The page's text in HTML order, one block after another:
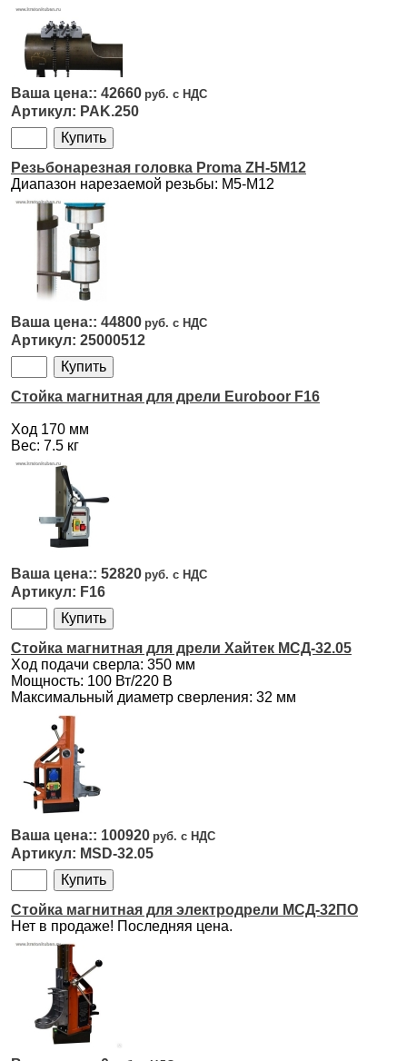
42660
PAK.250
Резьбонарезная головка Proma ZH-5M12
Диапазон нарезаемой резьбы: M5-M12
44800
25000512
Стойка магнитная для дрели Euroboor F16
Ход 170 мм
Вес: 7.5 кг
52820
F16
Стойка магнитная для дрели Хайтек МСД-32.05
Ход подачи сверла: 350 мм
Мощность: 100 Вт/220 В
Максимальный диаметр сверления: 32 мм
100920
MSD-32.05
Стойка магнитная для электродрели МСД-32ПО
Нет в продаже! Последняя цена.